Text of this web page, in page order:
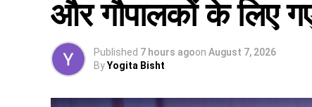
और गौपालकों के लिए
Published 7 hours agoon August 7, 2026
ByYogita Bisht